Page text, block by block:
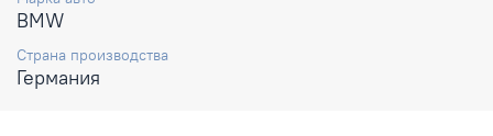
BMW
Страна производства
Германия